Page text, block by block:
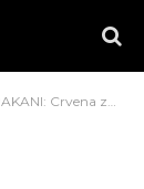
novo pojačanje! (VIDEO)